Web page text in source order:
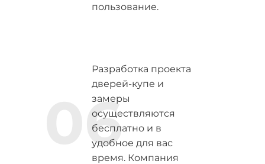
пользование.
Разработка проекта
дверей-купе и
замеры
осуществляются
бесплатно и в
удобное для вас
время. Компания
06